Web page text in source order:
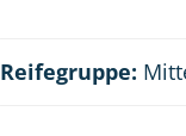
Reifegruppe: